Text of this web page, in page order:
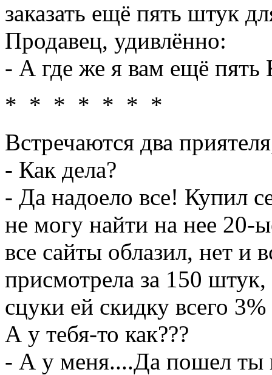
заказать ещё пять штук
Продавец, удивлённо:
- А где же я вам ещё пять
* * * * * * *
Встречаются два
- Как дела?
- Да надоело все! Купил
не могу найти на нее 20-
все сайты облазил, нет
присмотрела за 150
сцуки ей скидку всего
А у тебя-то как???
- А у меня....Да пошел ты